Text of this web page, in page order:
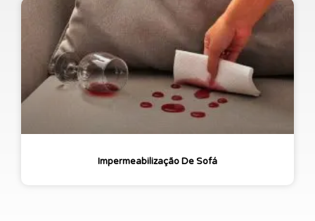
Impermeabilização De Sofá